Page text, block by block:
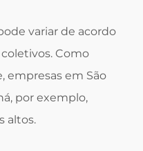
variar de acordo
Como
em São
por exemplo,
altos.